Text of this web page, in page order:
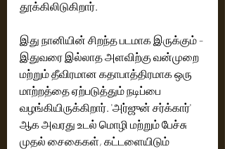
தூக்கிலிடுகிறார்.
இது நானியின் சிறந்த படமாக இருக்கும் -
இதுவரை இல்லாத அளவிற்கு வன்முறை
மற்றும் தீவிரமான கதாபாத்திரமாக ஒரு
மாற்றத்தை ஏற்படுத்தும் நடிப்பை
வழங்கியிருக்கிறார். 'அர்ஜுன் சர்க்கார்'
ஆக அவரது உடல் மொழி மற்றும் பேச்சு
முதல் சைகைகள், கட்டளையிடும்